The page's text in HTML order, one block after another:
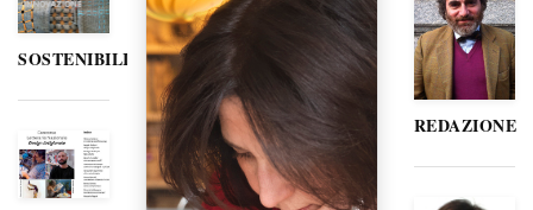
SOSTENIBILITÀ
REDAZIONE